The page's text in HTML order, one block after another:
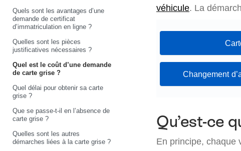
Quels sont les avantages d’une
demande de certificat
d’immatriculation en ligne ?
Quelles sont les pièces
justificatives nécessaires ?
Quel est le coût d’une demande
de carte grise ?
Quel délai pour obtenir sa carte
grise ?
Que se passe-t-il en l’absence de
carte grise ?
Quelles sont les autres
démarches liées à la carte grise ?
véhicule. La
Changement
Qu’est-ce
En principe, chaque